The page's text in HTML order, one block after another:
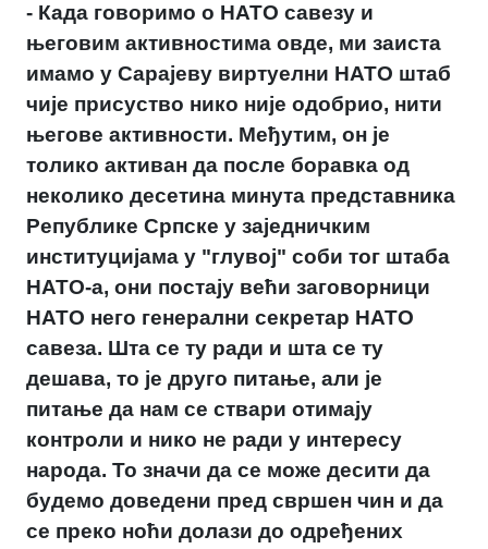
- Када говоримо о НАТО савезу и
његовим активностима овде, ми заиста
имамо у Сарајеву виртуелни НАТО штаб
чије присуство нико није одобрио, нити
његове активности. Међутим, он је
толико активан да после боравка од
неколико десетина минута представника
Републике Српске у заједничким
институцијама у "глувој" соби тог штаба
НАТО-а, они постају већи заговорници
НАТО него генерални секретар НАТО
савеза. Шта се ту ради и шта се ту
дешава, то је друго питање, али је
питање да нам се ствари отимају
контроли и нико не ради у интересу
народа. То значи да се може десити да
будемо доведени пред свршен чин и да
се преко ноћи долази до одређених